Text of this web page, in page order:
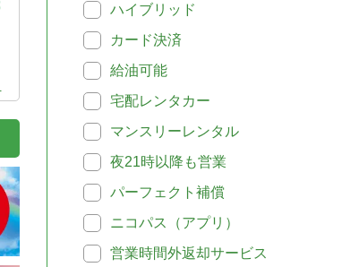
ハイブリッド
カード決済
給油可能
宅配レンタカー
マンスリーレンタル
夜21時以降も営業
パーフェクト補償
ニコパス（アプリ）
営業時間外返却サービス